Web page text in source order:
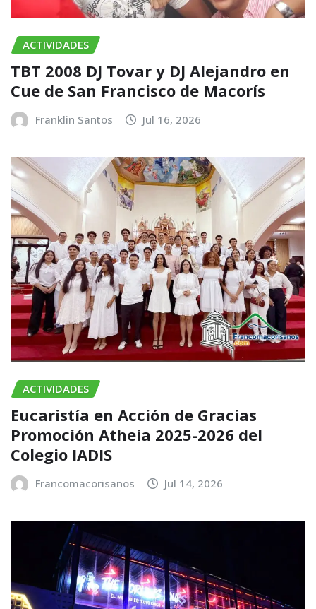
ACTIVIDADES
TBT 2008 DJ Tovar y DJ Alejandro en
Cue de San Francisco de Macorís
Franklin Santos Jul 16, 2026
ACTIVIDADES
Eucaristía en Acción de Gracias
Promoción Atheia 2025-2026 del
Colegio IADIS
Francomacorisanos Jul 14, 2026